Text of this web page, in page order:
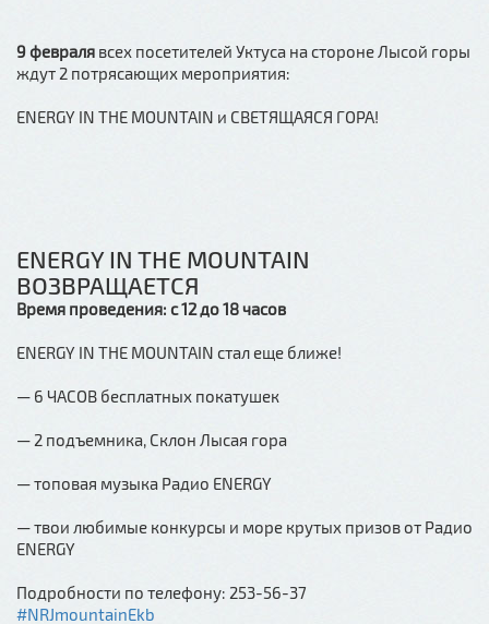
9 февраля всех посетителей Уктуса на стороне Лысой горы
ждут 2 потрясающих мероприятия:
ENERGY IN THE MOUNTAIN и СВЕТЯЩАЯСЯ ГОРА!
ENERGY IN THE MOUNTAIN
ВОЗВРАЩАЕТСЯ
Время проведения: с 12 до 18 часов
ENERGY IN THE MOUNTAIN стал еще ближе!
— 6 ЧАСОВ бесплатных покатушек
— 2 подъемника, Склон Лысая гора
— топовая музыка Радио ENERGY
— твои любимые конкурсы и море крутых призов от Радио
ENERGY
Подробности по телефону: 253-56-37
#NRJmountainEkb